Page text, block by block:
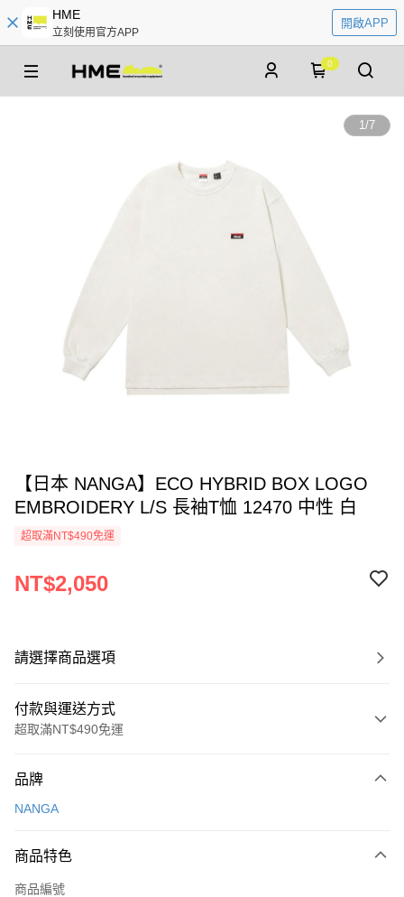
HME
立刻使用官方APP
開啟APP
0
1/7
【日本 NANGA】ECO HYBRID BOX LOGO
EMBROIDERY L/S 長袖T恤 12470 中性 白
超取滿NT$490免運
NT$2,050
請選擇商品選項
付款與運送方式
超取滿NT$490免運
信用卡一次付款
3 期 0 利率 每期
合作金庫商業銀行
超商取貨付款
品牌
NANGA
商品特色
商品編號